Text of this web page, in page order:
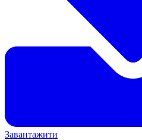
Завантажити